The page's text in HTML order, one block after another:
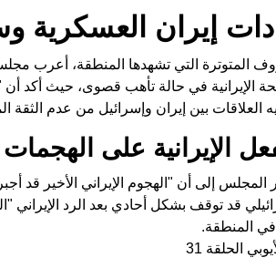
إيران العسكرية
التي تشهدها المنطقة، أعرب مجلس
الإيرانية في حالة تأهب قصوى، حيث أكد أن
العلاقات بين إيران وإسرائيل من عدم الثقة
الإيرانية على الهجمات
المجلس إلى أن "الهجوم الإيراني الأخير قد
قد توقف بشكل أحادي بعد الرد
المنطقة.
الحلقة 31